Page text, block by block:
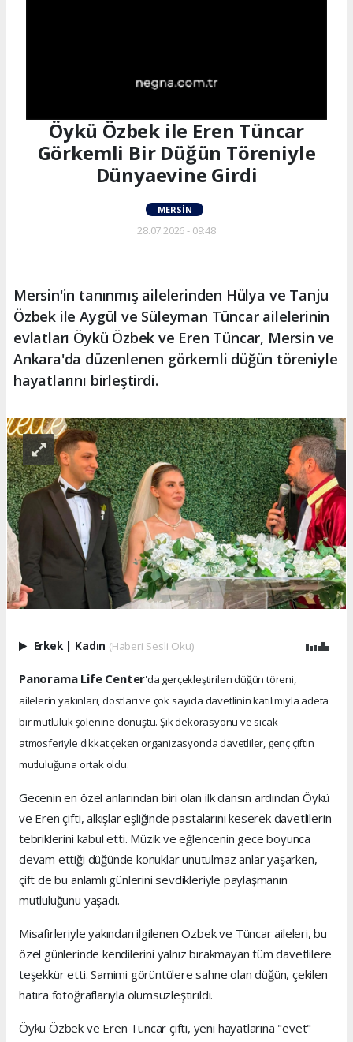
Öykü Özbek ile Eren Tüncar
Görkemli Bir Düğün Töreniyle
Dünyaevine Girdi
MERSIN
28.07.2026 - 09:48
Mersin'in tanınmış ailelerinden Hülya ve Tanju
Özbek ile Aygül ve Süleyman Tüncar ailelerinin
evlatları Öykü Özbek ve Eren Tüncar, Mersin ve
Ankara'da düzenlenen görkemli düğün töreniyle
hayatlarını birleştirdi.
Erkek | Kadın (Haberi Sesli Oku)
Panorama Life Center'da gerçekleştirilen düğün töreni,
ailelerin yakınları, dostları ve çok sayıda davetlinin katılımıyla adeta
bir mutluluk şölenine dönüştü. Şık dekorasyonu ve sıcak
atmosferiyle dikkat çeken organizasyonda davetliler, genç çiftin
mutluluğuna ortak oldu.
Gecenin en özel anlarından biri olan ilk dansın ardından Öykü
ve Eren çifti, alkışlar eşliğinde pastalarını keserek davetlilerin
tebriklerini kabul etti. Müzik ve eğlencenin gece boyunca
devam ettiği düğünde konuklar unutulmaz anlar yaşarken,
çift de bu anlamlı günlerini sevdikleriyle paylaşmanın
mutluluğunu yaşadı.
Misafirleriyle yakından ilgilenen Özbek ve Tüncar aileleri, bu
özel günlerinde kendilerini yalnız bırakmayan tüm davetlilere
teşekkür etti. Samimi görüntülere sahne olan düğün, çekilen
hatıra fotoğraflarıyla ölümsüzleştirildi.
Öykü Özbek ve Eren Tüncar çifti, yeni hayatlarına "evet"